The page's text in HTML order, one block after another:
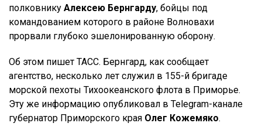
полковнику Алексею Бернгарду, бойцы под
командованием которого в районе Волновахи
прорвали глубоко эшелонированную оборону.
Об этом пишет ТАСС. Бернгард, как сообщает
агентство, несколько лет служил в 155-й бригаде
морской пехоты Тихоокеанского флота в Приморье.
Эту же информацию опубликовал в Telegram-канале
губернатор Приморского края Олег Кожемяко.